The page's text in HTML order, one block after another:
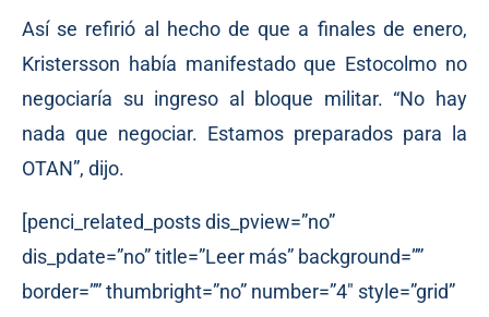
Así se refirió al hecho de que a finales de enero,
Kristersson había manifestadoque Estocolmo no
negociaría su ingreso al bloque militar. “No hay
nada que negociar. Estamos preparados para la
OTAN”, dijo.
[penci_related_posts dis_pview=”no”
dis_pdate=”no” title=”Leer más” background=””
border=”” thumbright=”no” number=”4″ style=”grid”